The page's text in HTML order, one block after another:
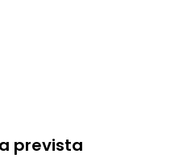
prevista